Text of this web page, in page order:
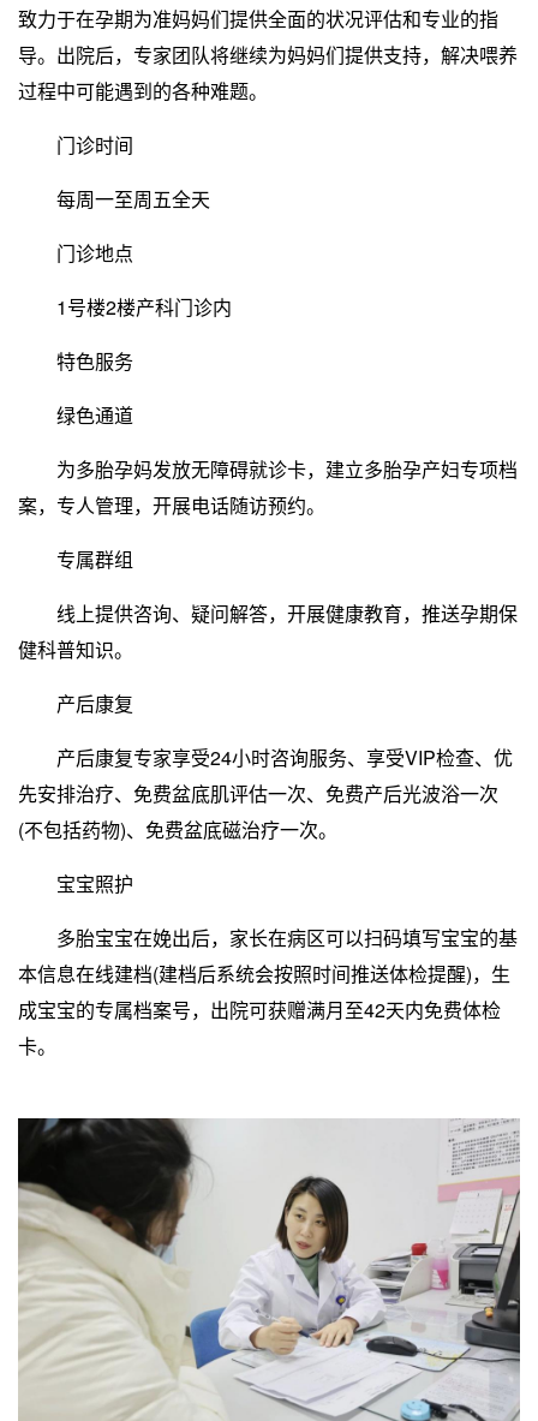
致力于在孕期为准妈妈们提供全面的状况评估和专业的指
导。出院后，专家团队将继续为妈妈们提供支持，解决喂养
过程中可能遇到的各种难题。
门诊时间
每周一至周五全天
门诊地点
1号楼2楼产科门诊内
特色服务
绿色通道
为多胎孕妈发放无障碍就诊卡，建立多胎孕产妇专项档
案，专人管理，开展电话随访预约。
专属群组
线上提供咨询、疑问解答，开展健康教育，推送孕期保
健科普知识。
产后康复
产后康复专家享受24小时咨询服务、享受VIP检查、优
先安排治疗、免费盆底肌评估一次、免费产后光波浴一次
(不包括药物)、免费盆底磁治疗一次。
宝宝照护
多胎宝宝在娩出后，家长在病区可以扫码填写宝宝的基
本信息在线建档(建档后系统会按照时间推送体检提醒)，生
成宝宝的专属档案号，出院可获赠满月至42天内免费体检
卡。